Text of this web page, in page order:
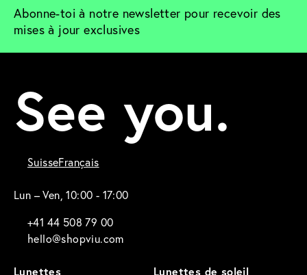
Abonne-toi à notre newsletter pour recevoir des
mises à jour exclusives
See you.
SuisseFrançais
Lun – Ven, 10:00 - 17:00
+41 44 508 79 00
hello@shopviu.com
Lunettes Lunettes de soleil